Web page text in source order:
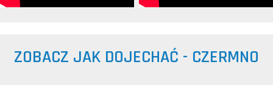
ZOBACZ JAK DOJECHAĆ - CZERMNO